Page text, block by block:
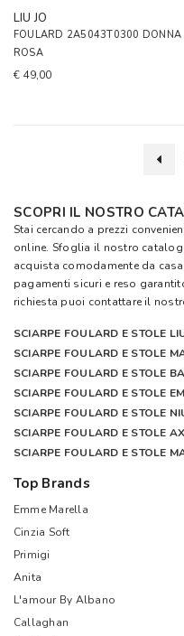
LIU JO
FOULARD 2A5043T0300 DONNA
ROSA
€ 49,00
SCOPRI IL NOSTRO
Stai cercando a prezzi
online. Sfoglia il nostro
acquista comodamente da
pagamenti sicuri e reso
richiesta puoi contattare il
SCIARPE FOULARD E STOLE
SCIARPE FOULARD E STOLE
SCIARPE FOULARD E STOLE
SCIARPE FOULARD E STOLE
SCIARPE FOULARD E STOLE
SCIARPE FOULARD E STOLE
SCIARPE FOULARD E STOLE
Top Brands
Emme Marella
Cinzia Soft
Primigi
Anita
L'amour By Albano
Callaghan